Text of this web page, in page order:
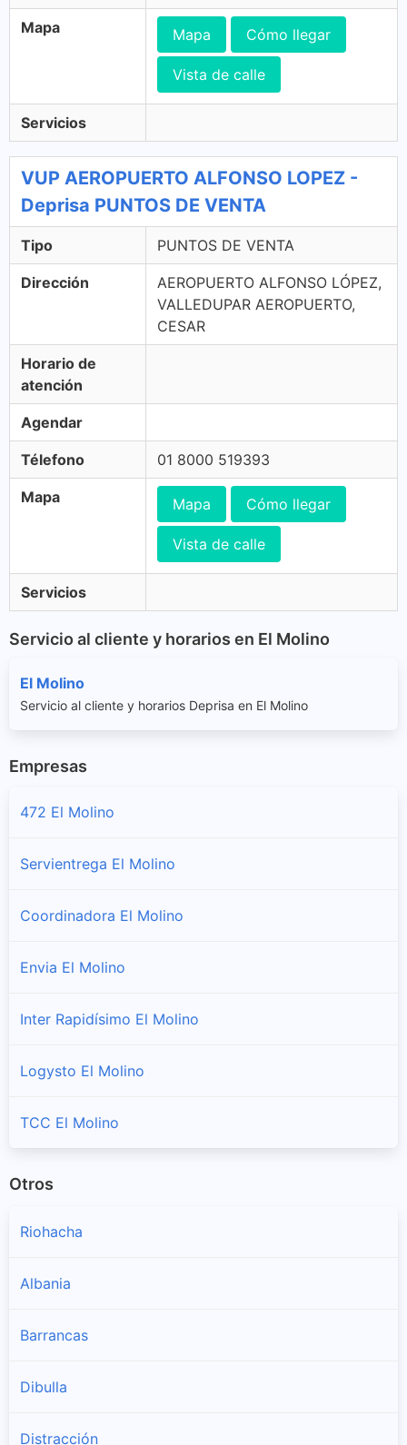
Mapa Mapa Cómo llegar
Vista de calle
Servicios
VUP AEROPUERTO ALFONSO LOPEZ -
Deprisa PUNTOS DE VENTA
Tipo PUNTOS DE VENTA
Dirección
AEROPUERTO ALFONSO LÓPEZ,
VALLEDUPAR AEROPUERTO,
CESAR
Horario de
atención
Agendar
Télefono 01 8000 519393
Mapa Mapa Cómo llegar
Vista de calle
Servicios
Servicio al cliente y horarios en El Molino
El Molino
Servicio al cliente y horarios Deprisa en El Molino
Empresas
472 El Molino
Servientrega El Molino
Coordinadora El Molino
Envia El Molino
Inter Rapidísimo El Molino
Logysto El Molino
TCC El Molino
Otros
Riohacha
Albania
Barrancas
Dibulla
Distracción